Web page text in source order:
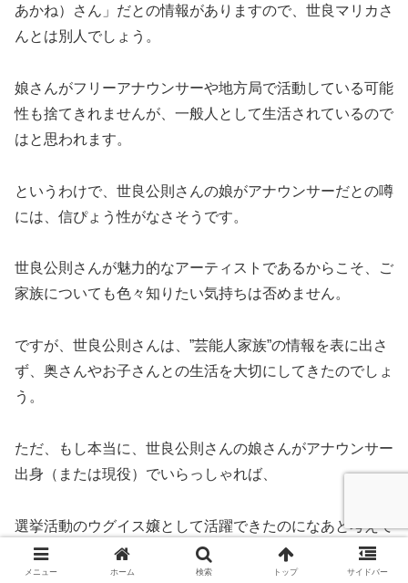
あかね）さん」だとの情報がありますので、世良マリカさ
んとは別人でしょう。
娘さんがフリーアナウンサーや地方局で活動している可能
性も捨てきれませんが、一般人として生活されているので
はと思われます。
というわけで、世良公則さんの娘がアナウンサーだとの噂
には、信ぴょう性がなさそうです。
世良公則さんが魅力的なアーティストであるからこそ、ご
家族についても色々知りたい気持ちは否めません。
ですが、世良公則さんは、”芸能人家族”の情報を表に出さ
ず、奥さんやお子さんとの生活を大切にしてきたのでしょ
う。
ただ、もし本当に、世良公則さんの娘さんがアナウンサー
出身（または現役）でいらっしゃれば、
選挙活動のウグイス嬢として活躍できたのになあと考えて
しまいました。
メニュー ホーム 検索 トップ サイドバー